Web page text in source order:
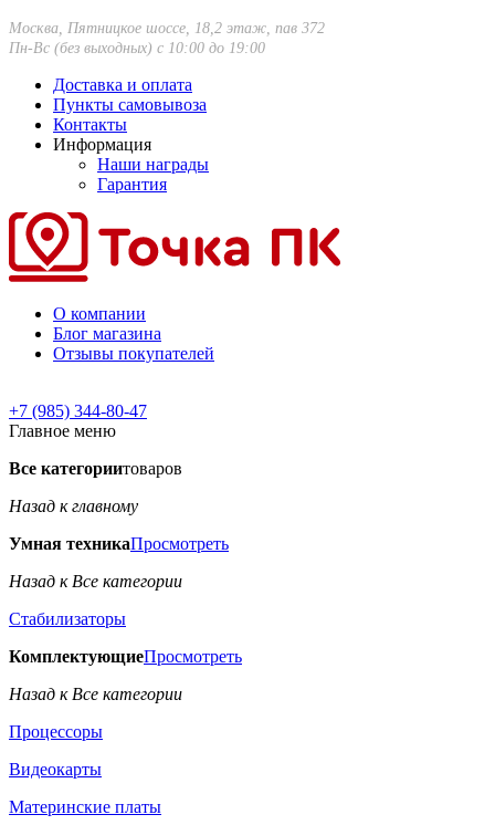
Москва, Пятницкое шоссе, 18,2 этаж, пав 372
Пн-Вс (без выходных) с 10:00 до 19:00
Доставка и оплата
Пункты самовывоза
Контакты
Информация
Наши награды
Гарантия
О компании
Блог магазина
Отзывы покупателей
+7 (985) 344-80-47
Главное меню
Все категориитоваров
Назад к главному
Умная техникаПросмотреть
Назад к Все категории
Стабилизаторы
КомплектующиеПросмотреть
Назад к Все категории
Процессоры
Видеокарты
Материнские платы